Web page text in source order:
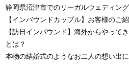
静岡県沼津市でのリーガルウェディング
【インバウンドカップル】お客様のご
【訪日インバウンド】海外からやって
とは？
本物の結婚式のようなお二人の想い出